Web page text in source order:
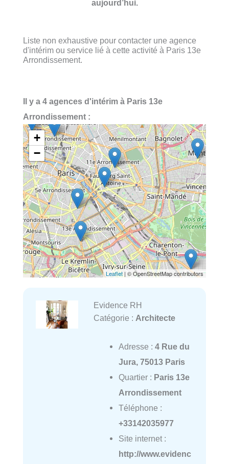
aujourd’hui.
Liste non exhaustive pour contacter une agence
d'intérim ou service lié à cette activité à Paris 13e
Arrondissement.
Il y a 4 agences d'intérim à Paris 13e
Arrondissement :
+
−
Leaflet| © OpenStreetMap contributors
Evidence RH
Catégorie : Architecte
Adresse : 4 Rue du
Jura, 75013 Paris
Quartier : Paris 13e
Arrondissement
Téléphone :
+33142035977
Site internet :
http://www.evidenc